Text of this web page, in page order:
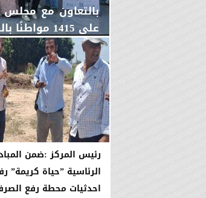
بالتعاون مع مجلس
على 1415 مواطنًا بالشرقية...
الخميس، 6 أغسطس 2026 04:59 مـ
رئيس المركز :ضمن
الرئاسية ”حياة كريمة”
احدثيات محطة رفع